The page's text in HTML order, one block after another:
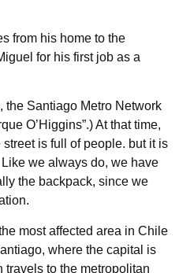
from his home to the
for his first job as a
the Santiago Metro Network
O’Higgins”.) At that time,
is full of people. but it is
we always do, we have
the backpack, since we
most affected area in Chile
where the capital is
travels to the metropolitan